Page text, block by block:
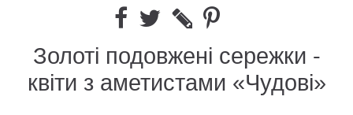
Золоті подовжені сережки -
квіти з аметистами «Чудові»